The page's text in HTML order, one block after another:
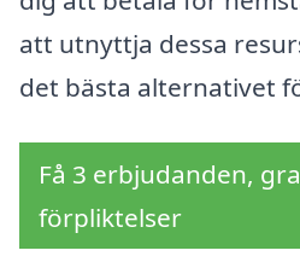
att utnyttja dessa
det bästa alternativet
Få 3 erbjudanden,
förpliktelser